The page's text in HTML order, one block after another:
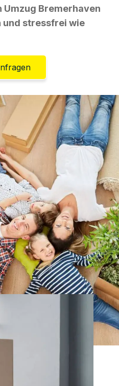
Umzug Bremerhaven
und stressfrei wie